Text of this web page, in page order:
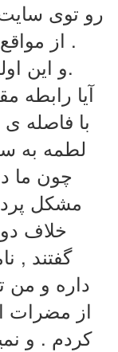
رو توی
از مواقع هم واقعا به دردم خورده .
و این اولین پستی هست که میزنم.
آیا رابطه
لطمه به
چون ما
مشکل
خلاف
گفتند ,
داره و من
از مضرات
کردم . و